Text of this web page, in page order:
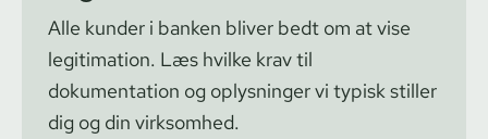
Alle kunder i banken bliver bedt om at vise
legitimation. Læs hvilke krav til
dokumentation og oplysninger vi typisk stiller
dig og din virksomhed.